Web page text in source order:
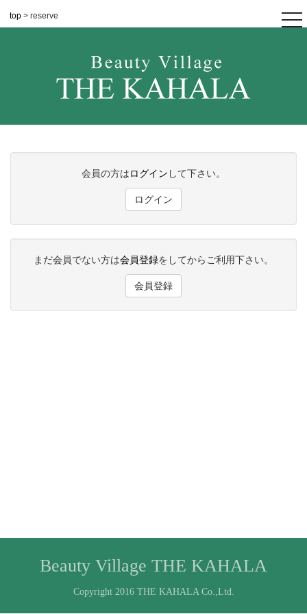
top > reserve
会員の方はログイン して下さい。
ログイン
まだ会員でない方は会員登録をしてからご利用下さい。
会員登録
Beauty Village THE KAHALA
Copyright 2016 THE KAHALA Co.,Ltd.